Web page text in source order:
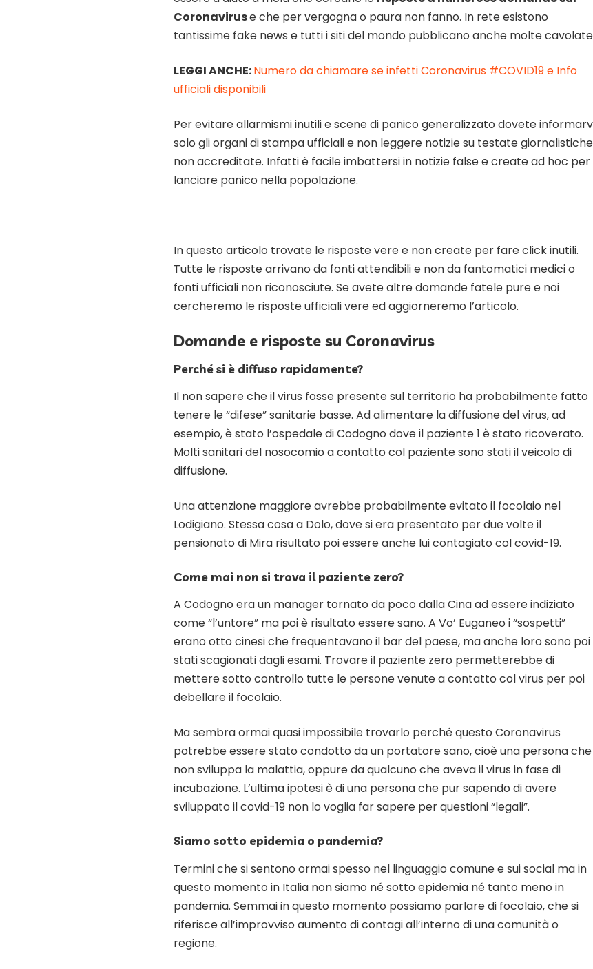
Coronaviruse che per vergogna o paura non fanno. In rete esistono
tantissime fake news e tutti i siti del mondo pubblicano anche molte
LEGGI ANCHE:Numero da chiamare se infetti Coronavirus #COVID19 e Info
ufficiali disponibili
Per evitare allarmismi inutili e scene di panico generalizzato dovete
solo gli organi di stampa ufficiali e non leggere notizie su testate giornalistiche
non accreditate. Infatti è facile imbattersi in notizie false e create ad hoc per
lanciare panico nella popolazione.
In questo articolo trovate le risposte vere e non create per fare click inutili.
Tutte le risposte arrivano da fonti attendibili e non da fantomatici medici o
fonti ufficiali non riconosciute. Se avete altre domande fatele pure e noi
cercheremo le risposte ufficiali vere ed aggiorneremo l’articolo.
Domande e risposte su Coronavirus
Perché si è diffuso rapidamente?
Il non sapere che il virus fosse presente sul territorio ha probabilmente fatto
tenere le “difese” sanitarie basse. Ad alimentare la diffusione del virus, ad
esempio, è stato l’ospedale di Codogno dove il paziente 1 è stato ricoverato.
Molti sanitari del nosocomio a contatto col paziente sono stati il veicolo di
diffusione.
Una attenzione maggiore avrebbe probabilmente evitato il focolaio nel
Lodigiano. Stessa cosa a Dolo, dove si era presentato per due volte il
pensionato di Mira risultato poi essere anche lui contagiato col covid-19.
Come mai non si trova il paziente zero?
A Codogno era un manager tornato da poco dalla Cina ad essere indiziato
come “l’untore” ma poi è risultato essere sano. A Vo’ Euganeo i “sospetti”
erano otto cinesi che frequentavano il bar del paese, ma anche loro sono poi
stati scagionati dagli esami. Trovare il paziente zero permetterebbe di
mettere sotto controllo tutte le persone venute a contatto col virus per poi
debellare il focolaio.
Ma sembra ormai quasi impossibile trovarlo perché questo Coronavirus
potrebbe essere stato condotto da un portatore sano, cioè una persona che
non sviluppa la malattia, oppure da qualcuno che aveva il virus in fase di
incubazione. L’ultima ipotesi è di una persona che pur sapendo di avere
sviluppato il covid-19 non lo voglia far sapere per questioni “legali”.
Siamo sotto epidemia o pandemia?
Termini che si sentono ormai spesso nel linguaggio comune e sui social ma in
questo momento in Italia non siamo né sotto epidemia né tanto meno in
pandemia. Semmai in questo momento possiamo parlare di focolaio, che si
riferisce all’improvviso aumento di contagi all’interno di una comunità o
regione.